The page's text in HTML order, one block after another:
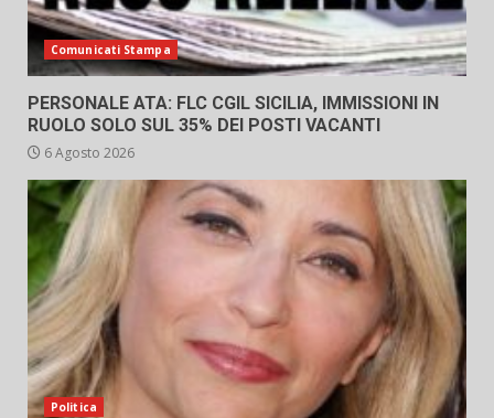
Comunicati Stampa
PERSONALE ATA: FLC CGIL SICILIA, IMMISSIONI IN
RUOLO SOLO SUL 35% DEI POSTI VACANTI
6 Agosto 2026
Politica